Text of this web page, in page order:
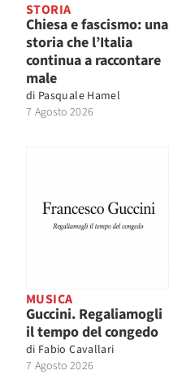
STORIA
Chiesa e fascismo: una
storia che l’Italia
continua a raccontare
male
di Pasquale Hamel
7 Agosto 2026
MUSICA
Guccini. Regaliamogli
il tempo del congedo
di Fabio Cavallari
7 Agosto 2026